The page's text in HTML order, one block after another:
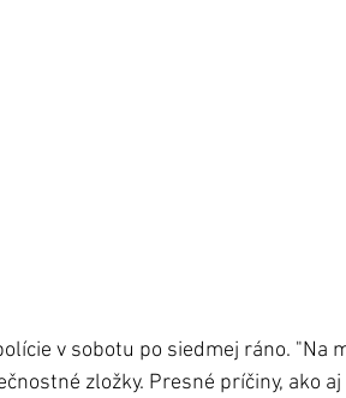
v sobotu po siedmej ráno. "Na
zložky. Presné príčiny, ako